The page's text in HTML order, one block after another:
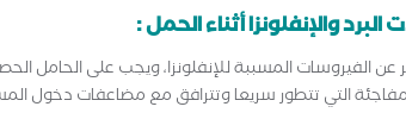
البرد والإنفلونزا أثناء الحمل :
عن الفيروسات المسببة للإنفلونزا، ويجب على الحامل
التي تتطور سريعا وتترافق مع مضاعفات دخول